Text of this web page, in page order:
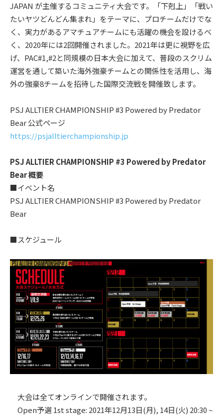
JAPAN が主催するコミュニティ大会です。「下剋上」「戦い
たいヤツどんどん集まれ」をテーマに、プロチームだけでな
く、実力があるアマチュアチームにも活躍の機会を設けるべ
く、2020年には2回開催されました。2021年は更に視野を広
げ、PAC#1,#2と同規模の日本大会に加えて、普段のスクリム
運営を通して築いた海外強豪チームとの関係性を活用し、海
外の強豪8チームを招待した国際交流戦を開催致します。
PSJ ALLTIER CHAMPIONSHIP #3 Powered by Predator
Bear 公式ページ
https://psjalltierchampionship.jp
PSJ ALLTIER CHAMPIONSHIP #3 Powered by Predator
Bear概要
■イベント名
PSJ ALLTIER CHAMPIONSHIP #3 Powered by Predator
Bear
■スケジュール
大会は全てオンラインで開催されます。
Open予選 1st stage: 2021年12月13日(月), 14日(火) 20:30 ~